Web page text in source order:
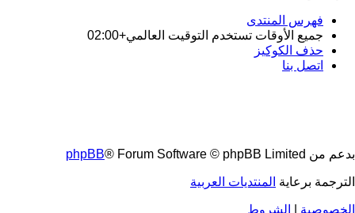
فهرس المنتدى
جميع الأوقات تستخدم التوقيت العالمي+02:00
حذف الكوكيز
اتصل بنا
بدعم من phpBB® Forum Software © phpBB Limited
الترجمة برعاية المنتديات العربية
الخصوصية الشروط